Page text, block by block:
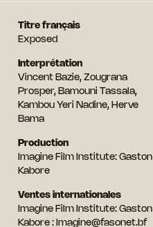
Titre français
Exposed
Interprétation
Vincent Bazie, Zougrana
Prosper, Bamouni Tassala,
Kambou Yeri Nadine, Herve
Bama
Production
Imagine Film Institute: Gaston
Kabore
Ventes internationales
Imagine Film Institute: Gaston
Kabore : Imagine@fasonet.bf